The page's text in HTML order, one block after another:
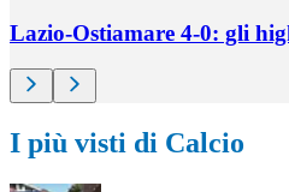
Lazio-Ostiamare 4-0: gli
I più visti di Calcio